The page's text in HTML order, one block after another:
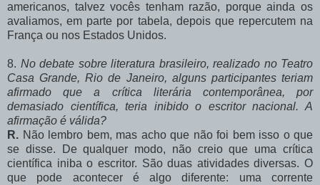
americanos, talvez vocês tenham razão, porque ainda os
avaliamos, em parte por tabela, depois que repercutem na
França ou nos Estados Unidos.
8. No debate sobre literatura brasileiro, realizado no Teatro
Casa Grande, Rio de Janeiro, alguns participantes teriam
afirmado que a crítica literária contemporânea, por
demasiado científica, teria inibido o escritor nacional. A
afirmação é válida?
R. Não lembro bem, mas acho que não foi bem isso o que
se disse. De qualquer modo, não creio que uma crítica
científica iniba o escritor. São duas atividades diversas. O
que pode acontecer é algo diferente: uma corrente